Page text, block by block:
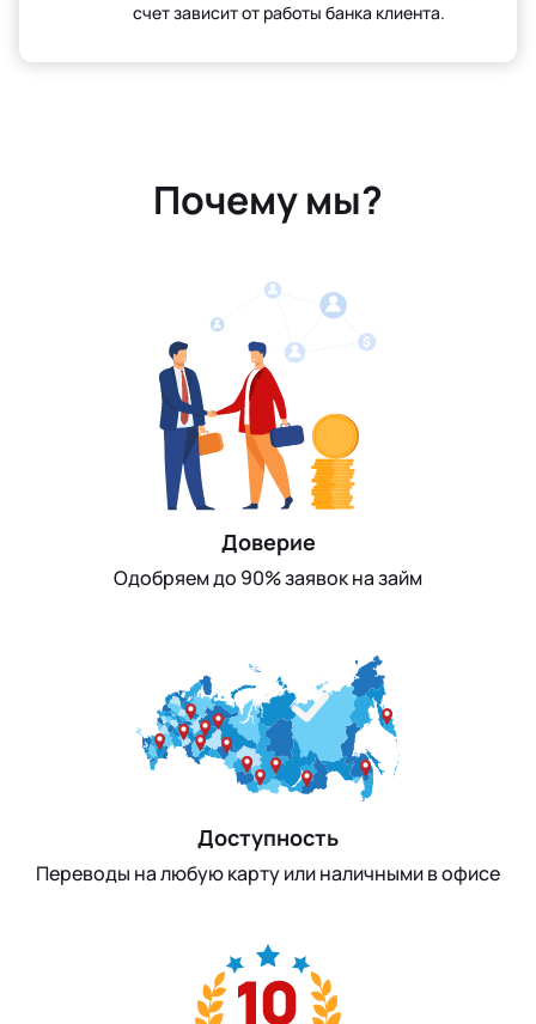
счет зависит от работы банка клиента.
Почему мы?
Доверие
Одобряем до 90% заявок на займ
Доступность
Переводы на любую карту или наличными в офисе